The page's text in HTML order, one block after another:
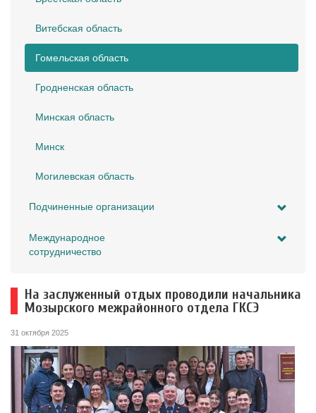
Витебская область
Гомельская область
Гродненская область
Минская область
Минск
Могилевская область
Подчиненные организации
Международное
сотрудничество
На заслуженный отдых проводили начальника
Мозырского межрайонного отдела ГКСЭ
31 октября 2025